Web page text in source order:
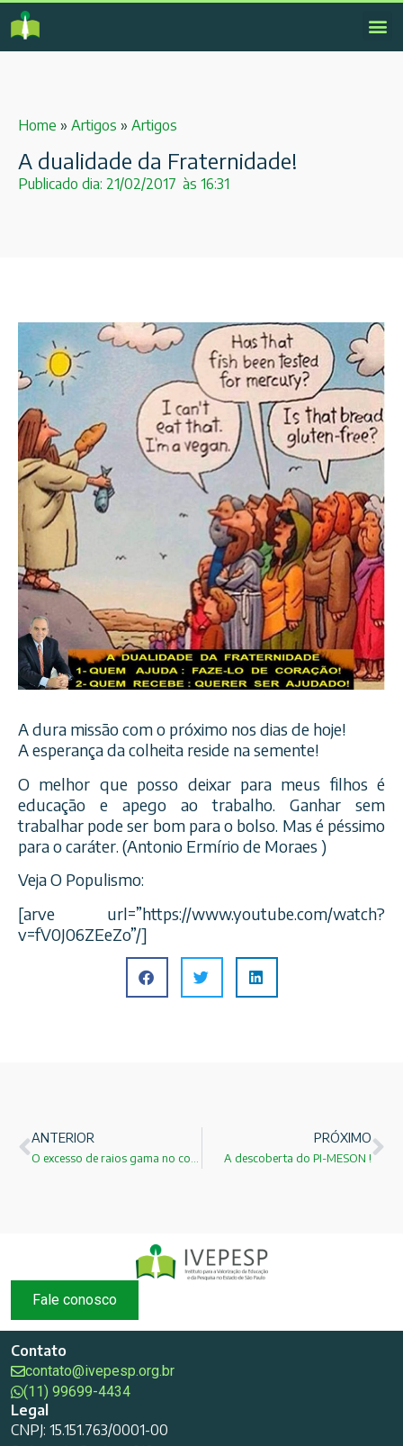
Home » Artigos » Artigos
A dualidade da Fraternidade!
Publicado dia: 21/02/2017 às 16:31
A dura missão com o próximo nos dias de hoje!
A esperança da colheita reside na semente!
O melhor que posso deixar para meus filhos é
educação e apego ao trabalho. Ganhar sem
trabalhar pode ser bom para o bolso. Mas é péssimo
para o caráter. (Antonio Ermírio de Moraes )
Veja O Populismo:
[arve url=”https://www.youtube.com/watch?
v=fV0J06ZEeZo”/]
ANTERIOR PRÓXIMO
A descoberta do PI-MESON !
Fale conosco
Contato
contato@ivepesp.org.br
(11) 99699-4434
Legal
CNPJ: 15.151.763/0001-00